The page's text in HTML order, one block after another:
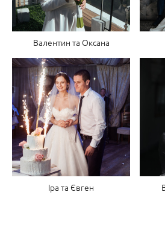
Валентин та Оксана
Iра та Євген